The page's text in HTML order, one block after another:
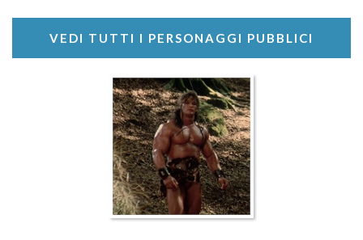
VEDI TUTTI I PERSONAGGI PUBBLICI